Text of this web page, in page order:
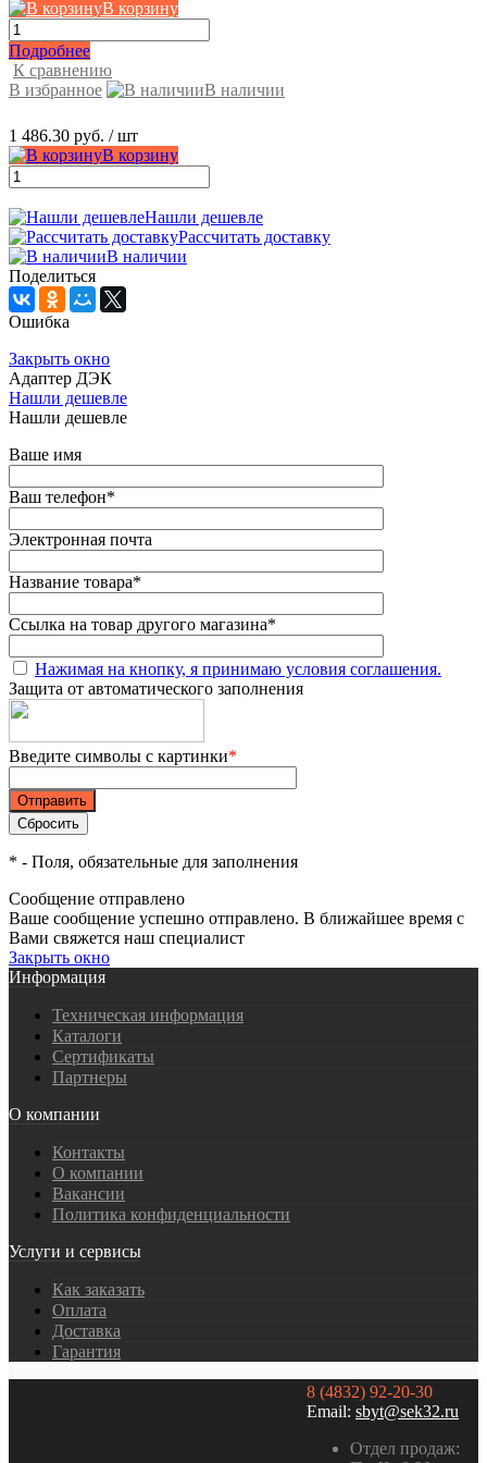
В корзину
Подробнее
К сравнению
В избранное
В наличии
1 486.30 руб. / шт
В корзину
Нашли дешевле
Рассчитать доставку
В наличии
Поделиться
Ошибка
Закрыть окно
Адаптер ДЭК
Нашли дешевле
Нашли дешевле
Ваше имя
Ваш телефон*
Электронная почта
Название товара*
Ссылка на товар другого магазина*
Нажимая на кнопку, я принимаю условия соглашения.
Защита от автоматического заполнения
Введите символы с картинки*
* - Поля, обязательные для заполнения
Сообщение отправлено
Ваше сообщение успешно отправлено. В ближайшее время с
Вами свяжется наш специалист
Закрыть окно
Информация
Техническая информация
Каталоги
Сертификаты
Партнеры
О компании
Контакты
О компании
Вакансии
Политика конфиденциальности
Услуги и сервисы
Как заказать
Оплата
Доставка
Гарантия
8 (4832) 92-20-30
Email: sbyt@sek32.ru
Отдел продаж: